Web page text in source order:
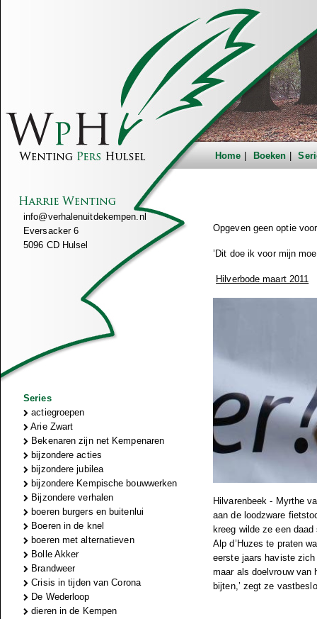
Home Boeken
info@verhalenuitdekempen.nl
Eversacker 6
5096 CD Hulsel
Series
actiegroepen
Arie Zwart
Bekenaren zijn net Kempenaren
bijzondere acties
bijzondere jubilea
bijzondere Kempische bouwwerken
Bijzondere verhalen
boeren burgers en buitenlui
Boeren in de knel
boeren met alternatieven
Bolle Akker
Brandweer
Crisis in tijden van Corona
De Wederloop
dieren in de Kempen
Opgeven geen optie
’Dit doe ik voor mijn
Hilverbode maart 2011
Hilvarenbeek - Myrthe
aan de loodzware
kreeg wilde ze een
Alp d’Huzes te praten
eerste jaars haviste
maar als doelvrouw van
bijten,’ zegt ze